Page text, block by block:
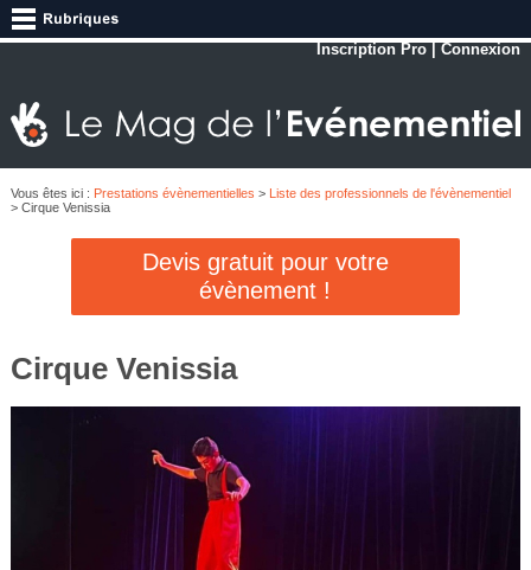
Inscription Pro |Connexion
Vous êtes ici : Prestations évènementielles >
Liste des professionnels de l'évènementiel
> Cirque Venissia
Devis gratuit pour votre
évènement !
Cirque Venissia